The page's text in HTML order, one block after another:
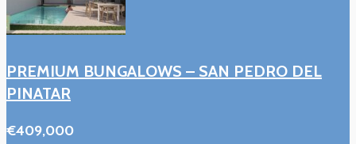
PREMIUM BUNGALOWS – SAN PEDRO DEL
PINATAR
€409,000